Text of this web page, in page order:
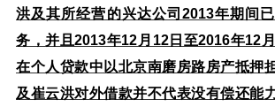
洪及其所经营的兴达公司2013年期间
务，并且2013年12月12日至2016年12
在个人贷款中以北京南磨房路房产抵押
及崔云洪对外借款并不代表没有偿还能